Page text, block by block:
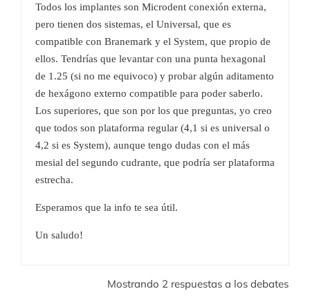
Todos los implantes son Microdent conexión externa,
pero tienen dos sistemas, el Universal, que es
compatible con Branemark y el System, que propio de
ellos. Tendrías que levantar con una punta hexagonal
de 1.25 (si no me equivoco) y probar algún aditamento
de hexágono externo compatible para poder saberlo.
Los superiores, que son por los que preguntas, yo creo
que todos son plataforma regular (4,1 si es universal o
4,2 si es System), aunque tengo dudas con el más
mesial del segundo cudrante, que podría ser plataforma
estrecha.
Esperamos que la info te sea útil.
Un saludo!
Mostrando 2 respuestas a los debates